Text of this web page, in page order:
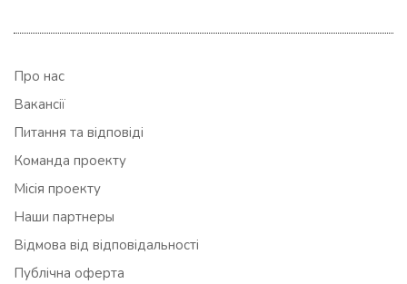
Про нас
Вакансії
Питання та відповіді
Команда проекту
Місія проекту
Наши партнеры
Відмова від відповідальності
Публічна оферта